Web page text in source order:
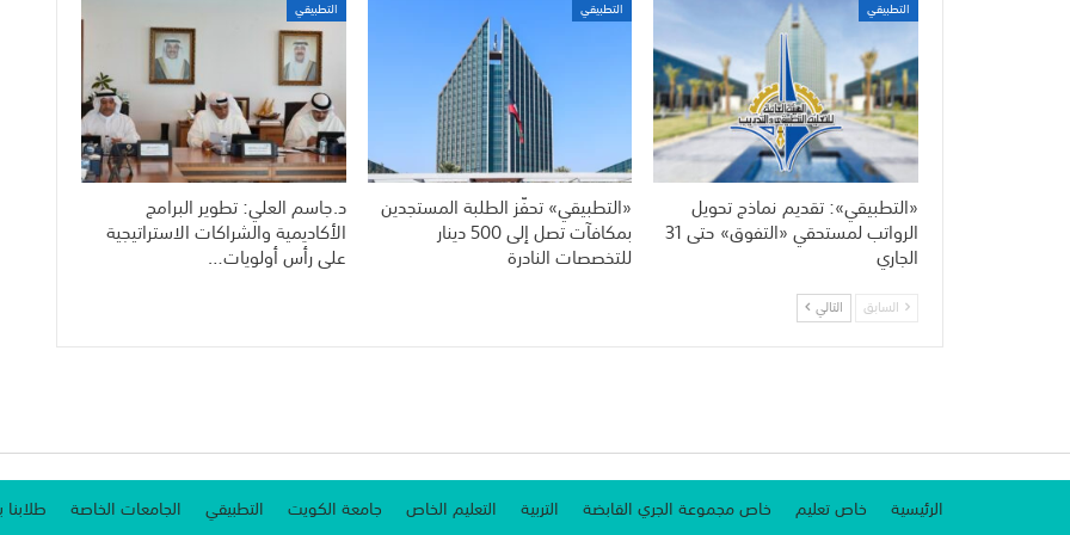
التطبيقي
«التطبيقي»: تقديم نماذج تحويل
الرواتب لمستحقي «التفوق» حتى 31
الجاري
التطبيقي
«التطبيقي» تحفّز الطلبة المستجدين
بمكافآت تصل إلى 500 دينار
للتخصصات النادرة
التطبيقي
د.جاسم العلي: تطوير البرامج
الأكاديمية والشراكات الاستراتيجية
على رأس أولويات…
السابق التالي
الرئيسية خاص تعليم خاص مجموعة الجري القابضة التربية التعليم الخاص جامعة الكويت التطبيقي الجامعات الخاصة طلابنا